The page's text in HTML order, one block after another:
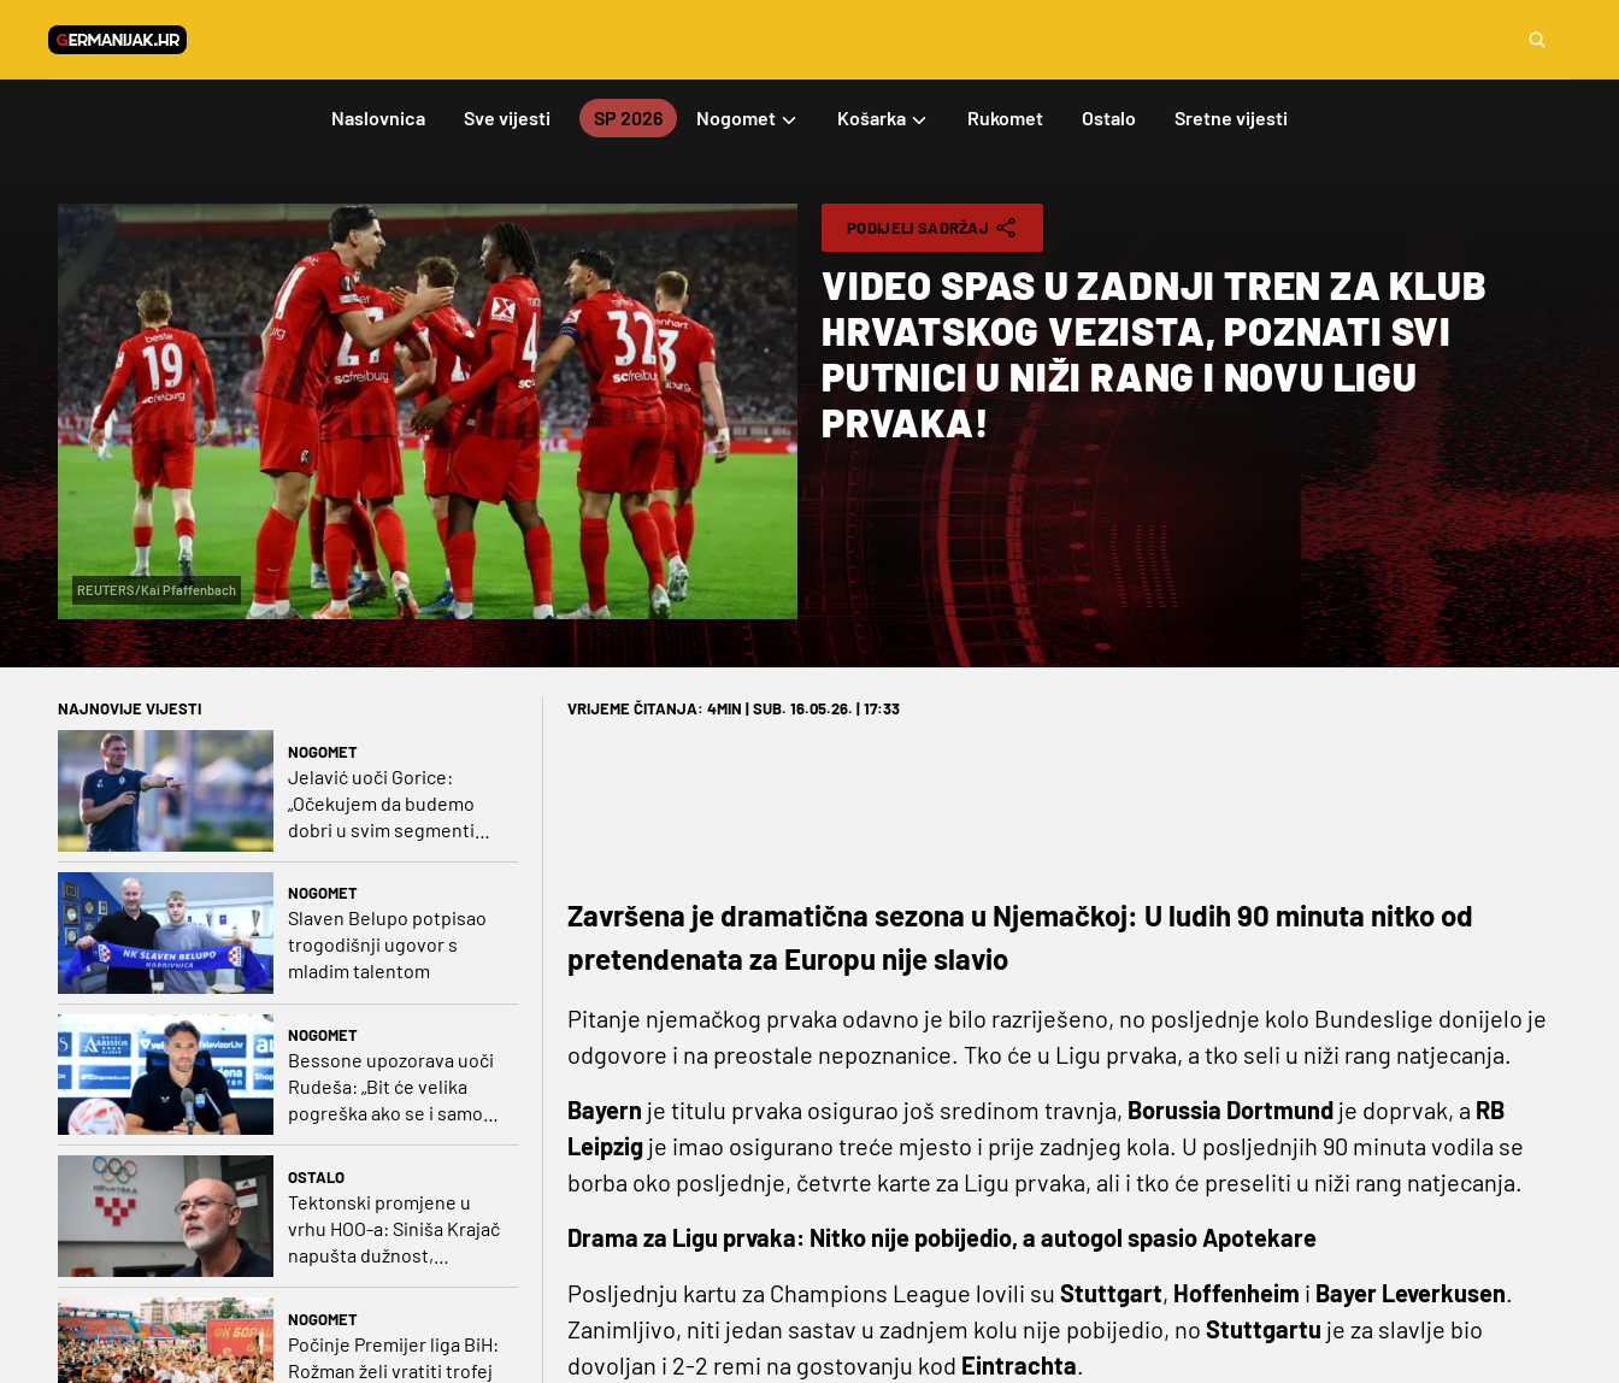
Naslovnica Sve vijesti SP 2026 Nogomet Košarka Rukomet Ostalo Sretne vijesti
REUTERS/Kai Pfaffenbach
PODIJELI SADRŽAJ
VIDEO SPAS U ZADNJI TREN ZA KLUB
HRVATSKOG VEZISTA, POZNATI SVI
PUTNICI U NIŽI RANG I NOVU LIGU
PRVAKA!
NAJNOVIJE VIJESTI
NOGOMET
Jelavić uoči Gorice:
„Očekujem da budemo
dobri u svim segmentima
NOGOMET
Slaven Belupo potpisao
trogodišnji ugovor s
mladim talentom
NOGOMET
Bessone upozorava uoči
Rudeša: „Bit će velika
pogreška ako se i samo
malo opustimo“
OSTALO
Tektonski promjene u
vrhu HOO-a: Siniša Krajač
napušta dužnost,
razriješeno i svih osam
NOGOMET
Počinje Premijer liga BiH:
Rožman želi vratiti trofej
VRIJEME ČITANJA: 4MIN | SUB. 16.05.26. | 17:33
Završena je dramatična sezona u Njemačkoj: U ludih 90 minuta nitko od
pretendenata za Europu nije slavio
Pitanje njemačkog prvaka odavno je bilo razriješeno, no posljednje kolo Bundeslige donijelo je
odgovore i na preostale nepoznanice. Tko će u Ligu prvaka, a tko seli u niži rang natjecanja.
Bayern je titulu prvaka osigurao još sredinom travnja, Borussia Dortmundje doprvak, a RB
Leipzigje imao osigurano treće mjesto i prije zadnjeg kola. U posljednjih 90 minuta vodila se
borba oko posljednje, četvrte karte za Ligu prvaka, ali i tko će preseliti u niži rang natjecanja.
Drama za Ligu prvaka: Nitko nije pobijedio, a autogol spasio Apotekare
Posljednju kartu za Champions League lovili su Stuttgart, Hoffenheim i Bayer Leverkusen.
Zanimljivo, niti jedan sastav u zadnjem kolu nije pobijedio, no Stuttgartu je za slavlje bio
dovoljan i 2-2 remi na gostovanju kod Eintrachta.